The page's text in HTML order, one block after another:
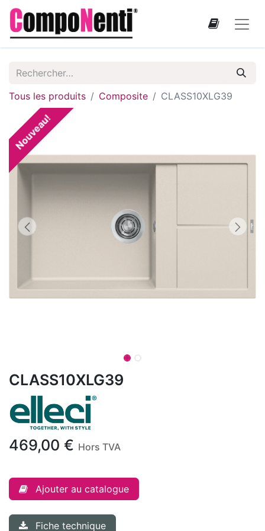
Tous les produits Composite CLASS10XLG39
Nouveau!
CLASS10XLG39
469,00 € Hors TVA
Ajouter au catalogue
Fiche technique